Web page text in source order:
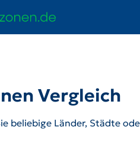
Vergleich
beliebige Länder, Städte